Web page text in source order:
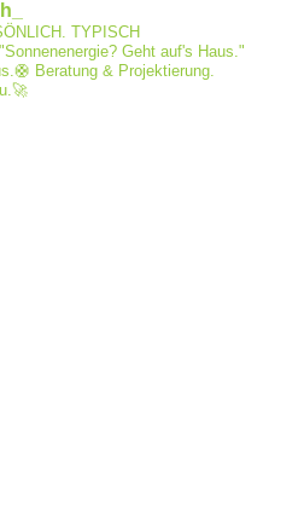
TYPISCH
"Sonnenenergie? Geht auf's Haus."
Beratung & Projektierung.